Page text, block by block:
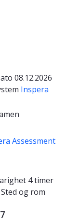
08.12.2026
Inspera
Assessment
4 timer
Sted og rom